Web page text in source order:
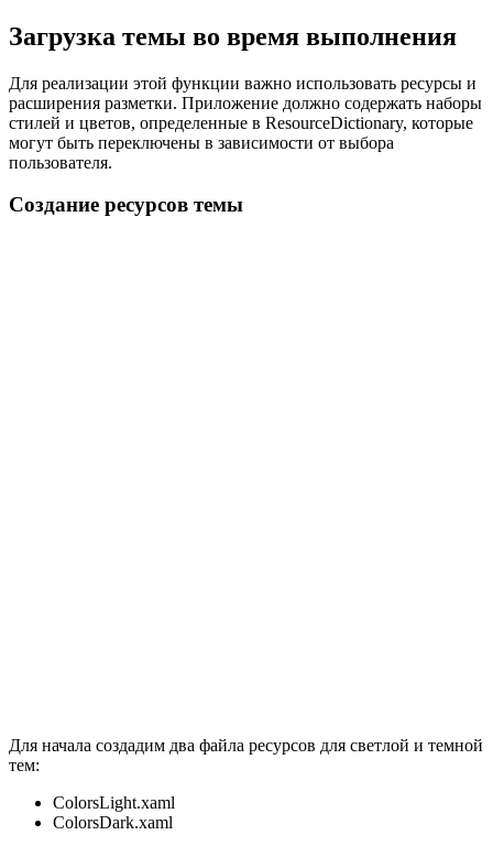
Загрузка темы во время выполнения
Для реализации этой функции важно использовать ресурсы и
расширения разметки. Приложение должно содержать наборы
стилей и цветов, определенные в ResourceDictionary, которые
могут быть переключены в зависимости от выбора
пользователя.
Создание ресурсов темы
Для начала создадим два файла ресурсов для светлой и темной
тем:
ColorsLight.xaml
ColorsDark.xaml